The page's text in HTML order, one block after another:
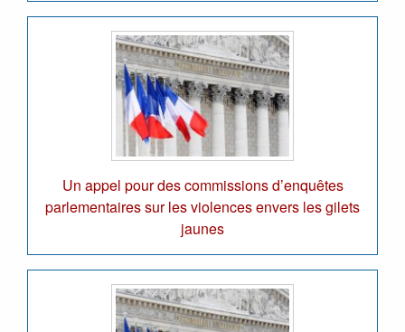
Un appel pour des commissions d’enquêtes
parlementaires sur les violences envers les gilets
jaunes